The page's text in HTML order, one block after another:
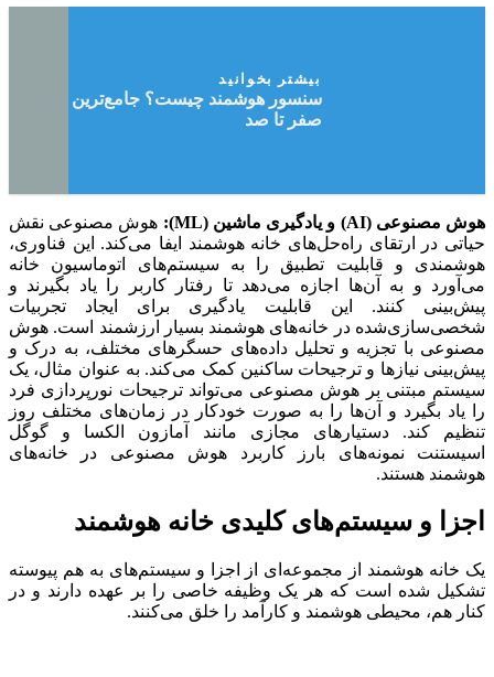
بیشتر بخوانید
سنسور هوشمند چیست؟ جامع‌ترین راهنمای
صفر تا صد
هوش مصنوعی (AI) و یادگیری ماشین (ML):
هوش مصنوعی نقش
حیاتی در ارتقای راه‌حل‌های خانه هوشمند ایفا می‌کند. این فناوری،
هوشمندی و قابلیت تطبیق را به سیستم‌های اتوماسیون خانه
می‌آورد و به آن‌ها اجازه می‌دهد تا رفتار کاربر را یاد بگیرند و
پیش‌بینی کنند. این قابلیت یادگیری برای ایجاد تجربیات
شخصی‌سازی‌شده در خانه‌های هوشمند بسیار ارزشمند است. هوش
مصنوعی با تجزیه و تحلیل داده‌های حسگرهای مختلف، به درک و
پیش‌بینی نیازها و ترجیحات ساکنین کمک می‌کند. به عنوان مثال، یک
سیستم مبتنی بر هوش مصنوعی می‌تواند ترجیحات نورپردازی فرد
را یاد بگیرد و آن‌ها را به صورت خودکار در زمان‌های مختلف روز
تنظیم کند. دستیارهای مجازی مانند آمازون الکسا و گوگل
اسیستنت نمونه‌های بارز کاربرد هوش مصنوعی در خانه‌های
هوشمند هستند.
اجزا و سیستم‌های کلیدی خانه هوشمند
یک خانه هوشمند از مجموعه‌ای از اجزا و سیستم‌های به هم پیوسته
تشکیل شده است که هر یک وظیفه خاصی را بر عهده دارند و در
کنار هم، محیطی هوشمند و کارآمد را خلق می‌کنند.